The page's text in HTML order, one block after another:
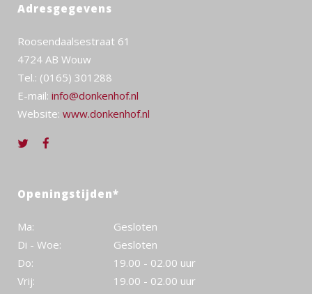
Adresgegevens
Roosendaalsestraat 61
4724 AB Wouw
Tel.: (0165) 301288
E-mail: info@donkenhof.nl
Website: www.donkenhof.nl
Openingstijden*
Ma:
Gesloten
Di - Woe:
Gesloten
Do:
19.00 - 02.00 uur
Vrij:
19.00 - 02.00 uur